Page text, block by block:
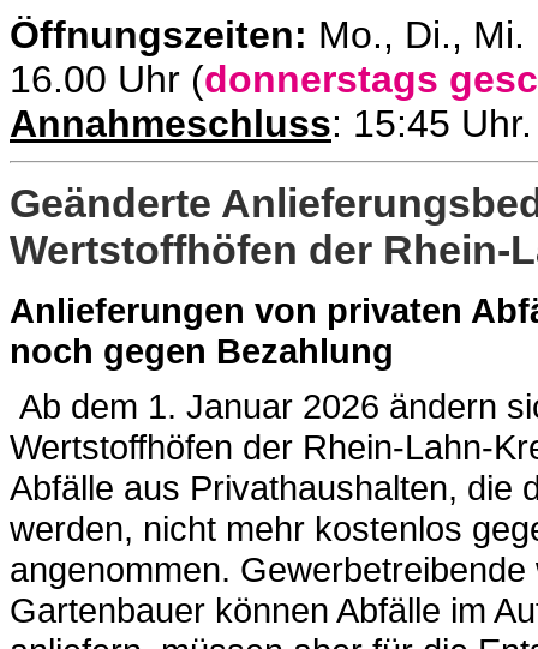
Öffnungszeiten: Mo., Di.,
16.00 Uhr (donnerstags
Annahmeschluss: 15:45
Geänderte
Wertstoffhöfen der Rhein-
Anlieferungen von privaten
noch gegen Bezahlung
Ab dem 1. Januar 2026 ändern
Wertstoffhöfen der Rhein-Lahn-
Abfälle aus Privathaushalten, die
werden, nicht mehr kostenlos
angenommen.
Gartenbauer können Abfälle im